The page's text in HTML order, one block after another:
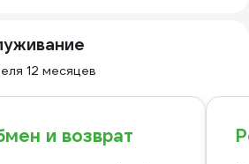
12 месяцев
и возврат